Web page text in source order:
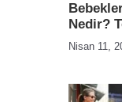
Nedir?
Nisan 11,